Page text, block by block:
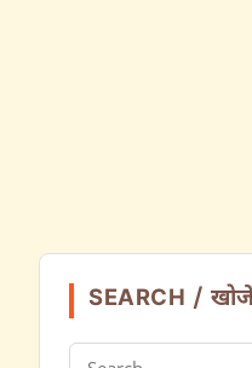
SEARCH /